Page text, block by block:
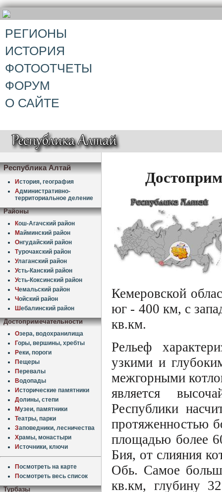
РЕГИОНЫ
ИСТОРИЯ
ФОТООТЧЕТЫ
ФОРУМ
О САЙТЕ
Республика Алтай
История, география
Административно-
территориальное деление
Районы
Кош-Агачский район
Майминский район
Онгудайский район
Турочакский район
Улаганский район
Усть-Канский район
Усть-Коксинский район
Чемальский район
Чойский район
Шебалинский район
Достопримечательности
Озера, водохранилища
Горы, вершины, хребты
Реки, пороги
Пещеры
Перевалы
Водопады
Исторические памятники
Долины, степи
Музеи, памятники
Театры, парки
Заповедники, лесничества
Храмы, монастыри
Источники, ключи
Посмотреть на карте
Посмотреть весь список
Турбазы
Кемеровской
юг - 400 км, с
кв.км.
Рельеф
узкими и
межгорными
является
Республики
протяженностью
площадью более
Бия, от слияния
Обь. Самое
кв.км, глубину